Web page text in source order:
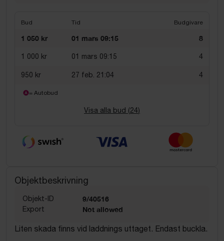
Bud Tid Budgivare
1 050 kr 01 mars 09:15 8
1 000 kr 01 mars 09:15 4
950 kr 27 feb. 21:04 4
= Autobud
Visa alla bud (24)
Objektbeskrivning
Objekt-ID 9/40516
Export Not allowed
Liten skada finns vid laddnings uttaget. Endast buckla.